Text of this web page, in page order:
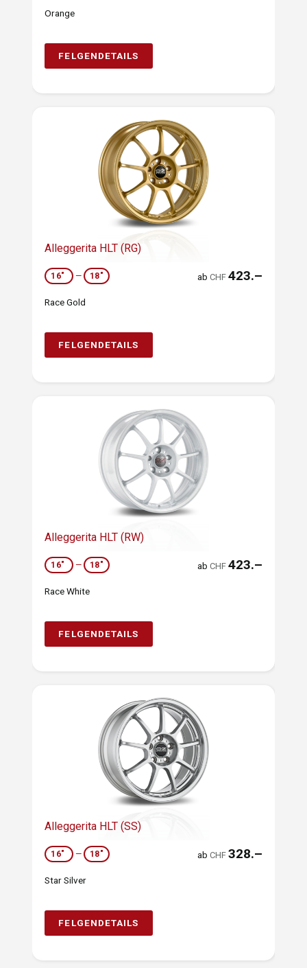
Orange
FELGENDETAILS
Alleggerita HLT (RG)
16" — 18" abCHF 423.–
Race Gold
FELGENDETAILS
Alleggerita HLT (RW)
16" — 18" abCHF 423.–
Race White
FELGENDETAILS
Alleggerita HLT (SS)
16" — 18" abCHF 328.–
Star Silver
FELGENDETAILS